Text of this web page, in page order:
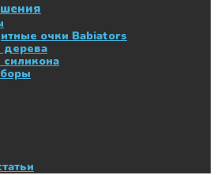
очки Babiators
дерева